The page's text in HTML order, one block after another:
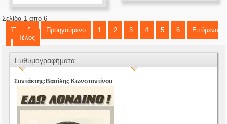
Σελίδα 1 από 6
Έναρξη
Προηγούμενο 1 2 3 4 5 6
Επόμενο
Τέλος
Ευθυμογραφήματα
Συντάκτης:Βασίλης Κωνσταντίνου